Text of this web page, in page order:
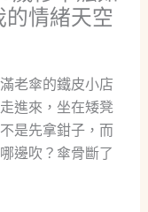
情緒天空
老傘的鐵皮小店
進來，坐在矮凳
是先拿鉗子，而
邊吹？傘骨斷了